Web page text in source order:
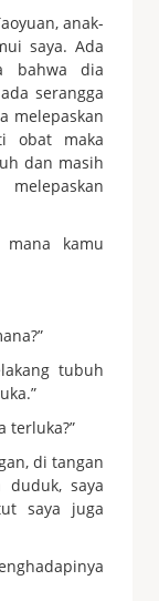
anak-
saya. Ada
bahwa dia
serangga
melepaskan
obat maka
dan masih
kamu
tubuh
terluka?”
di tangan
saya
saya juga